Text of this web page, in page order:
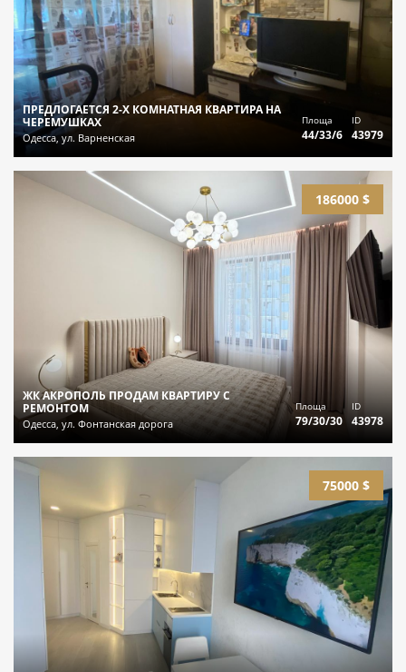
ПРЕДЛОГАЕТСЯ 2-Х КОМНАТНАЯ КВАРТИРА НА
ЧЕРЕМУШКАХ
Одесса, ул. Варненская
Площа
44/33/6
ID
43979
186000 $
ЖК АКРОПОЛЬ ПРОДАМ КВАРТИРУ С
РЕМОНТОМ
Одесса, ул. Фонтанская дорога
Площа
79/30/30
ID
43978
75000 $